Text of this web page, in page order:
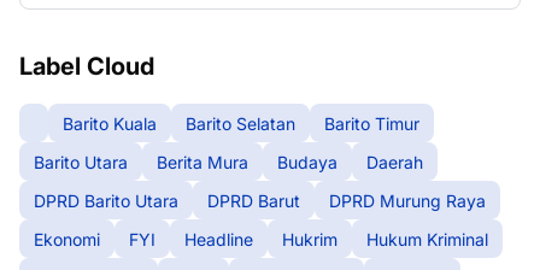
Label Cloud
Barito Kuala Barito Selatan
Barito Timur
Barito Utara
Berita Mura Budaya
Daerah
DPRD Barito Utara
DPRD Barut
DPRD Murung Raya
Ekonomi
FYI Headline Hukrim
Hukum Kriminal